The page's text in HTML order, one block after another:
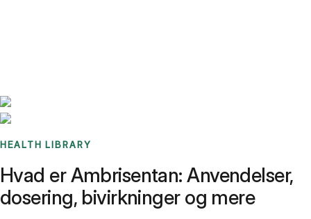
HEALTH LIBRARY
Hvad er Ambrisentan: Anvendelser,
dosering, bivirkninger og mere